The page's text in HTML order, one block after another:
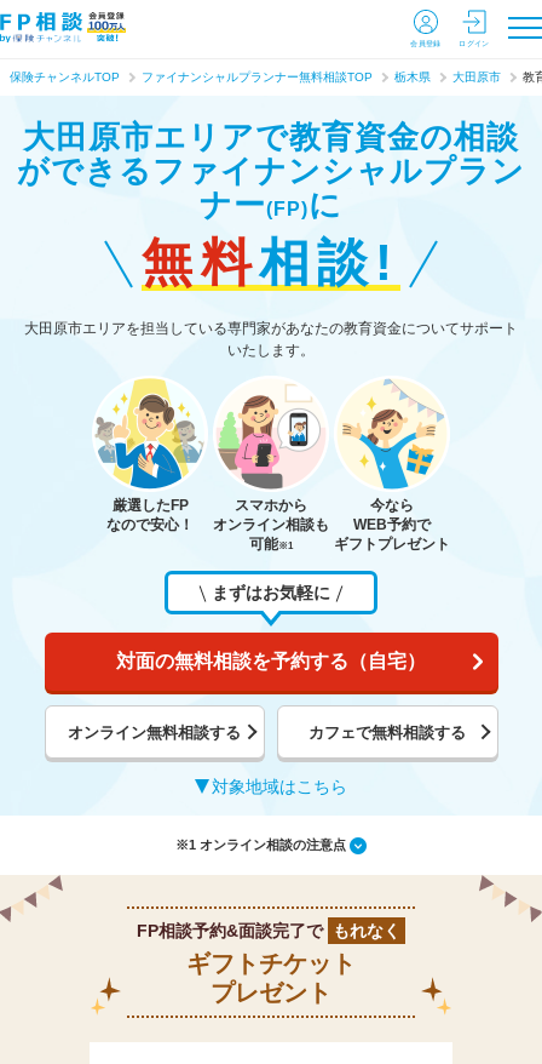
会員登録 ログイン
保険チャンネルTOP ファイナンシャルプランナー無料相談TOP 栃木県 大田原市 教
大田原市エリアで教育資金の相談
ができる ファイナンシャルプラン
ナー(FP)に
無料相談!
大田原市エリアを担当している専門家があなたの教育資金についてサポート
いたします。
厳選したFP
なので安心！
スマホから
オンライン相談も
可能※1
今なら
WEB予約で
ギフトプレゼント
まずはお気軽に
対面の無料相談を予約する（自宅）
オンライン無料相談する カフェで無料相談する
対象地域はこちら
※1 オンライン相談の注意点
FP相談予約&面談完了で もれなく
ギフトチケット
プレゼント